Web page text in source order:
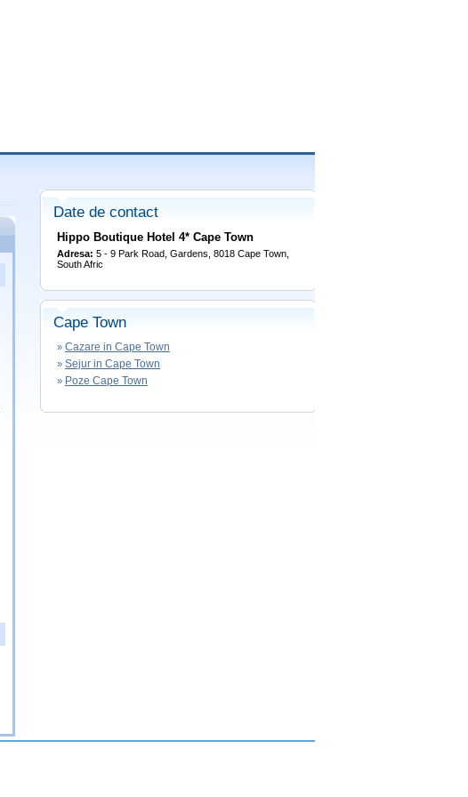
Date de contact
Hippo Boutique Hotel 4* Cape Town
Adresa: 5 - 9 Park Road, Gardens, 8018 Cape Town,
South Afric
Cape Town
» Cazare in Cape Town
» Sejur in Cape Town
» Poze Cape Town